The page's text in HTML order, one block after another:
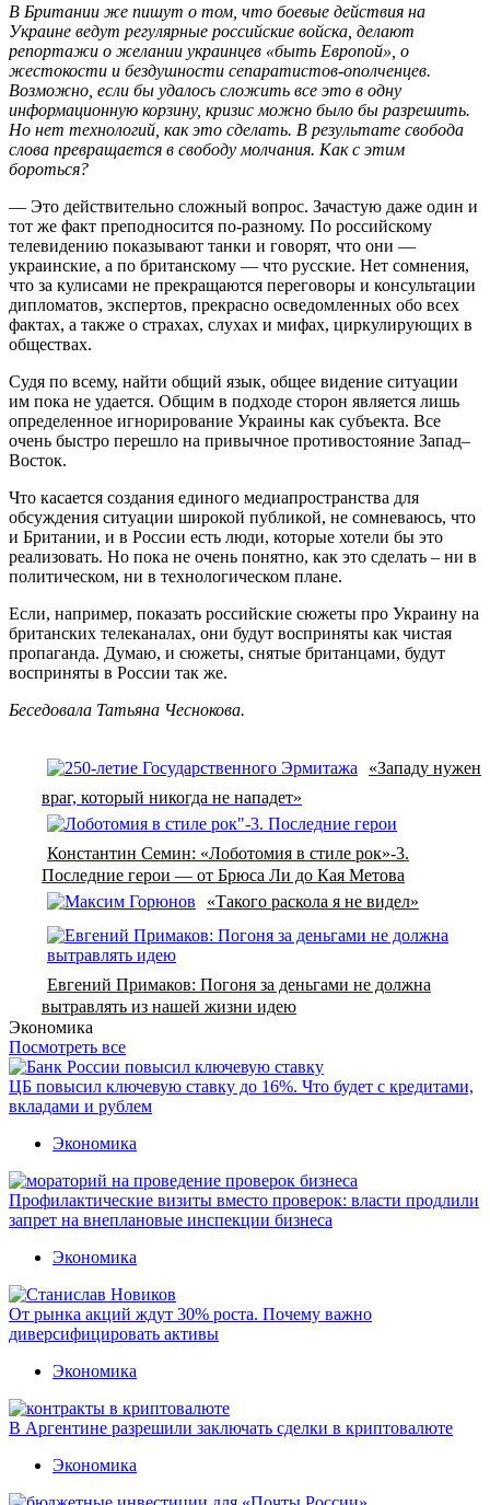
В Британии же пишут о том, что боевые действия на
Украине ведут регулярные российские войска, делают
репортажи о желании украинцев «быть Европой», о
жестокости и бездушности сепаратистов-ополченцев.
Возможно, если бы удалось сложить все это в одну
информационную корзину, кризис можно было бы разрешить.
Но нет технологий, как это сделать. В результате свобода
слова превращается в свободу молчания. Как с этим
бороться?
— Это действительно сложный вопрос. Зачастую даже один и
тот же факт преподносится по-разному. По российскому
телевидению показывают танки и говорят, что они —
украинские, а по британскому — что русские. Нет сомнения,
что за кулисами не прекращаются переговоры и консультации
дипломатов, экспертов, прекрасно осведомленных обо всех
фактах, а также о страхах, слухах и мифах, циркулирующих в
обществах.
Судя по всему, найти общий язык, общее видение ситуации
им пока не удается. Общим в подходе сторон является лишь
определенное игнорирование Украины как субъекта. Все
очень быстро перешло на привычное противостояние Запад–
Восток.
Что касается создания единого медиапространства для
обсуждения ситуации широкой публикой, не сомневаюсь, что
и Британии, и в России есть люди, которые хотели бы это
реализовать. Но пока не очень понятно, как это сделать – ни в
политическом, ни в технологическом плане.
Если, например, показать российские сюжеты про Украину на
британских телеканалах, они будут восприняты как чистая
пропаганда. Думаю, и сюжеты, снятые британцами, будут
восприняты в России так же.
Беседовала Татьяна Чеснокова.
«Западу нужен
враг, который никогда не нападет»
Константин Семин: «Лоботомия в стиле рок»-3.
Последние герои — от Брюса Ли до Кая Метова
«Такого раскола я не видел»
Евгений Примаков: Погоня за деньгами не должна
вытравлять из нашей жизни идею
Экономика
Посмотреть все
ЦБ повысил ключевую ставку до 16%. Что будет с кредитами,
вкладами и рублем
Экономика
Профилактические визиты вместо проверок: власти продлили
запрет на внеплановые инспекции бизнеса
Экономика
От рынка акций ждут 30% роста. Почему важно
диверсифицировать активы
Экономика
В Аргентине разрешили заключать сделки в криптовалюте
Экономика